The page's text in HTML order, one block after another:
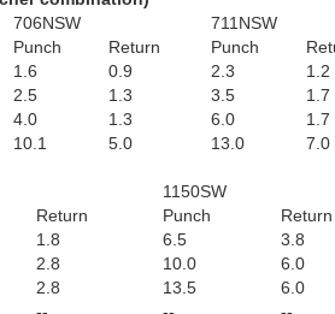
706NSW
711NSW
Punch
Return Punch
1.6
0.9 2.3
1.2
2.5
1.3 3.5
1.7
4.0
1.3 6.0
1.7
10.1
5.0 13.0 7.0
1150SW
Return
Punch
Return
1.8
6.5
3.8
2.8
10.0
6.0
2.8
13.5
6.0